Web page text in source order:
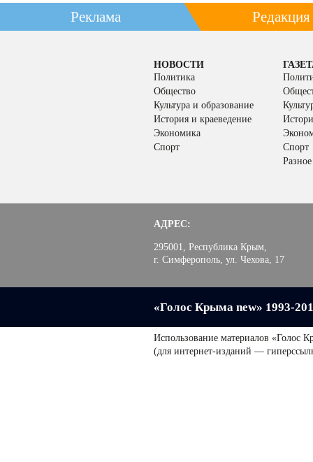
Реклама Редакция
НОВОСТИ
Политика
Общество
Культура и образование
История и краеведение
Экономика
Спорт
Спорт
Разное
АДРЕС:
295001, Республика Крым,
г. Симферополь, ул. Чехова, 17
«Голос Крыма new» 1993-
Использование материалов «Голос
(для интернет-изданий —